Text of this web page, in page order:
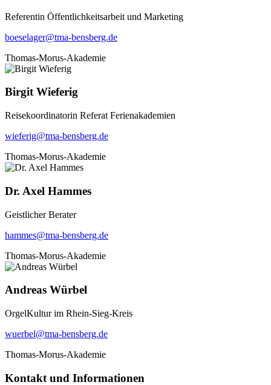
Referentin Öffentlichkeitsarbeit und Marketing
boeselager@tma-bensberg.de
Thomas-Morus-Akademie
Birgit Wieferig
Reisekoordinatorin Referat Ferienakademien
wieferig@tma-bensberg.de
Thomas-Morus-Akademie
Dr. Axel Hammes
Geistlicher Berater
hammes@tma-bensberg.de
Thomas-Morus-Akademie
Andreas Würbel
OrgelKultur im Rhein-Sieg-Kreis
wuerbel@tma-bensberg.de
Thomas-Morus-Akademie
Kontakt und Informationen